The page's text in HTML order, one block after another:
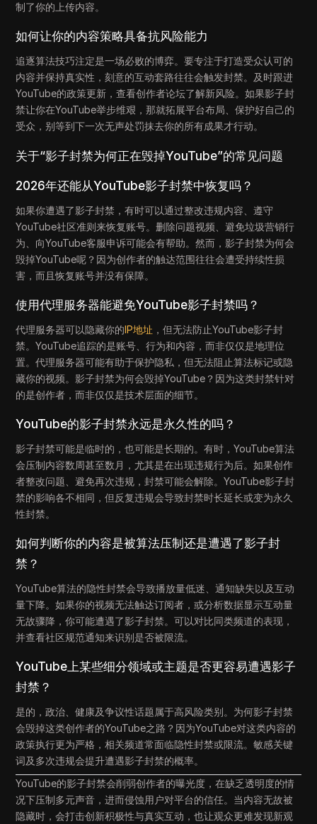
制了你的上传内容。
如何让你的内容策略具备抗风险能力
追逐算法技巧注定是一场必败的博弈。要专注于打造受众认可的
内容并保持真实性，刻意的互动套路往往会触发封禁。及时跟进
YouTube的政策更新，查看创作者论坛了解新风险。如果影子封
禁让你在YouTube举步维艰，那就拓展平台布局、保护好自己的
受众，别等到下一次无声处罚抹去你的所有成果才行动。
关于“影子封禁为何正在毁掉YouTube”的常见问题
2026年还能从YouTube影子封禁中恢复吗？
如果你遭遇了影子封禁，有时可以通过整改违规内容、遵守
YouTube社区准则来恢复账号。删除问题视频、避免垃圾营销行
为、向YouTube客服申诉可能会有帮助。然而，影子封禁为何会
毁掉YouTube呢？因为创作者的触达范围往往会遭受持续性损
害，而且恢复账号并没有保障。
使用代理服务器能避免YouTube影子封禁吗？
代理服务器可以隐藏你的IP地址 ，但无法防止YouTube影子封
禁。YouTube追踪的是账号、行为和内容，而非仅仅是地理位
置。代理服务器可能有助于保护隐私，但无法阻止算法标记或隐
藏你的视频。影子封禁为何会毁掉YouTube？因为这类封禁针对
的是创作者，而非仅仅是技术层面的细节。
YouTube的影子封禁永远是永久性的吗？
影子封禁可能是临时的，也可能是长期的。有时，YouTube算法
会压制内容数周甚至数月，尤其是在出现违规行为后。如果创作
者整改问题、避免再次违规，封禁可能会解除。YouTube影子封
禁的影响各不相同，但反复违规会导致封禁时长延长或变为永久
性封禁。
如何判断你的内容是被算法压制还是遭遇了影子封
禁？
YouTube算法的隐性封禁会导致播放量低迷、通知缺失以及互动
量下降。如果你的视频无法触达订阅者，或分析数据显示互动量
无故骤降，你可能遭遇了影子封禁。可以对比同类频道的表现，
并查看社区规范通知来识别是否被限流。
YouTube上某些细分领域或主题是否更容易遭遇影子
封禁？
是的，政治、健康及争议性话题属于高风险类别。为何影子封禁
会毁掉这类创作者的YouTube之路？因为YouTube对这类内容的
政策执行更为严格，相关频道常面临隐性封禁或限流。敏感关键
词及多次违规会提升遭遇影子封禁的概率。
YouTube的影子封禁会削弱创作者的曝光度，在缺乏透明度的情
况下压制多元声音，进而侵蚀用户对平台的信任。当内容无故被
隐藏时，会打击创新积极性与真实互动，也让观众更难发现新观